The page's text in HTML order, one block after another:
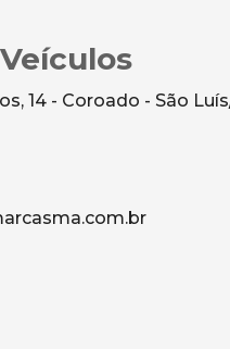
14 - Coroado - São